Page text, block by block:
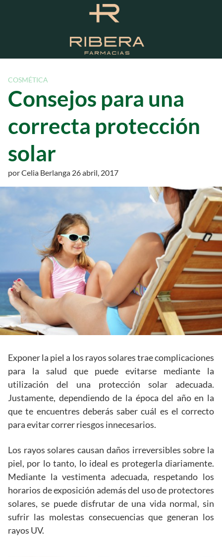
d
COSMÉTICA
Consejos para una
correcta protección
solar
porCelia Berlanga 26 abril, 2017
Exponer la piel a los rayos solares trae complicaciones
para la salud que puede evitarse mediante la
utilización del una protección solar adecuada.
Justamente, dependiendo de la época del año en la
que te encuentres deberás saber cuál es el correcto
para evitar correr riesgos innecesarios.
Los rayos solares causan daños irreversibles sobre la
piel, por lo tanto, lo ideal es protegerla diariamente.
Mediante la vestimenta adecuada, respetando los
horarios de exposición además del uso de protectores
solares, se puede disfrutar de una vida normal, sin
sufrir las molestas consecuencias que generan los
rayos UV.